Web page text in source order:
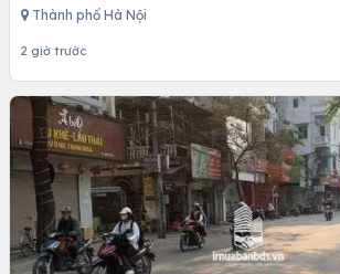
Thành phố Hà Nội
2 giờ trước